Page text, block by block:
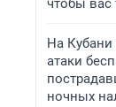
чтобы вас
На Кубани
атаки
ночных